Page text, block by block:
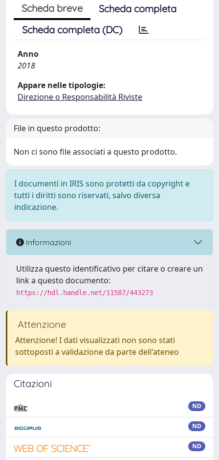
Scheda breve
Scheda completa
Scheda completa (DC)
Anno
2018
Appare nelle tipologie:
Direzione o Responsabilità Riviste
File in questo prodotto:
Non ci sono file associati a questo prodotto.
I documenti in IRIS sono protetti da copyright e
tutti i diritti sono riservati, salvo diversa
indicazione.
Informazioni
Utilizza questo identificativo per citare o creare un
link a questo documento:
https://hdl.handle.net/11587/443273
Attenzione
Attenzione! I dati visualizzati non sono stati
sottoposti a validazione da parte dell'ateneo
Citazioni
ND
ND
ND